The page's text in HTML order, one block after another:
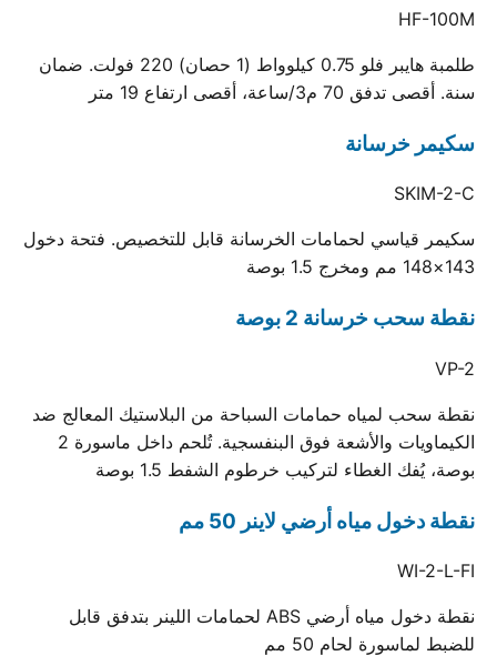
HF-100M
طلمبة هايبر فلو 0.75 كيلوواط (1 حصان) 220 فولت. ضمان
سنة. أقصى تدفق 70 م3/ساعة، أقصى ارتفاع 19 متر
سكيمر خرسانة
SKIM-2-C
سكيمر قياسي لحمامات الخرسانة قابل للتخصيص. فتحة دخول
143×148 مم ومخرج 1.5 بوصة
نقطة سحب خرسانة 2 بوصة
VP-2
نقطة سحب لمياه حمامات السباحة من البلاستيك المعالج ضد
الكيماويات والأشعة فوق البنفسجية. تُلحم داخل ماسورة 2
بوصة، يُفك الغطاء لتركيب خرطوم الشفط 1.5 بوصة
نقطة دخول مياه أرضي لاينر 50 مم
WI-2-L-FI
نقطة دخول مياه أرضي ABS لحمامات اللينر بتدفق قابل
للضبط لماسورة لحام 50 مم